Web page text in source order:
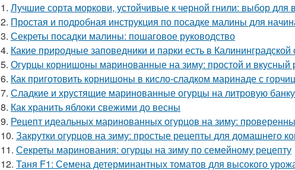
1. Лучшие сорта моркови, устойчивые к черной гнили: выбор для
2. Простая и подробная инструкция по посадке малины для
3. Секреты посадки малины: пошаговое руководство
4. Какие природные заповедники и парки есть в Калининградской
5. Огурцы корнишоны маринованные на зиму: простой и вкусный
6. Как приготовить корнишоны в кисло-сладком маринаде с
7. Сладкие и хрустящие маринованные огурцы на литровую
8. Как хранить яблоки свежими до весны
9. Рецепт идеальных маринованных огурцов на зиму:
10. Закрутки огурцов на зиму: простые рецепты для домашнего
11. Секреты маринования: огурцы на зиму по семейному рецепту
12. Таня F1: Семена детерминантных томатов для высокого